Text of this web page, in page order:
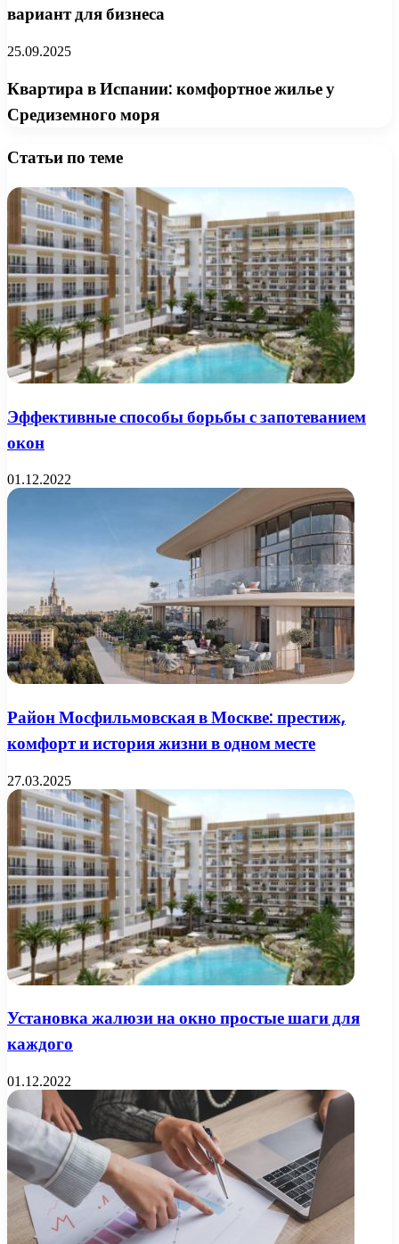
вариант для бизнеса
25.09.2025
Квартира в Испании: комфортное жилье у
Средиземного моря
Статьи по теме
Эффективные способы борьбы с запотеванием
окон
01.12.2022
Район Мосфильмовская в Москве: престиж,
комфорт и история жизни в одном месте
27.03.2025
Установка жалюзи на окно простые шаги для
каждого
01.12.2022